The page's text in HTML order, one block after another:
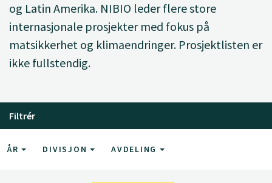
og Latin Amerika. NIBIO leder flere store
internasjonale prosjekter med fokus på
matsikkerhet og klimaendringer. Prosjektlisten er
ikke fullstendig.
Filtrér
ÅR DIVISJON AVDELING